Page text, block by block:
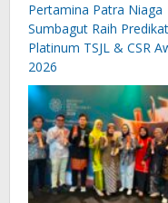
Pertamina Patra Niaga
Sumbagut Raih Predikat
Platinum TSJL & CSR
2026